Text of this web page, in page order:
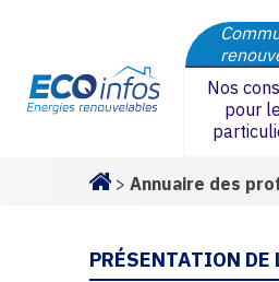
Nos
pour
> Annuaire des
PRÉSENTATION